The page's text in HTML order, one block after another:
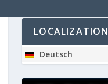
LOCALIZATION
Deutsch